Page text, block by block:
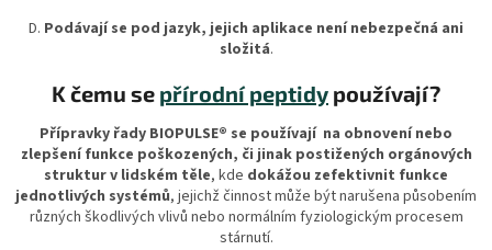
D. Podávají se pod jazyk, jejich aplikace není nebezpečná ani
složitá.
K čemu se přírodní peptidy používají?
Přípravky řady BIOPULSE® se používají na obnovení nebo
zlepšení funkce poškozených, či jinak postižených orgánových
struktur v lidském těle, kde dokážou zefektivnit funkce
jednotlivých systémů, jejichž činnost může být narušena působením
různých škodlivých vlivů nebo normálním fyziologickým procesem
stárnutí.